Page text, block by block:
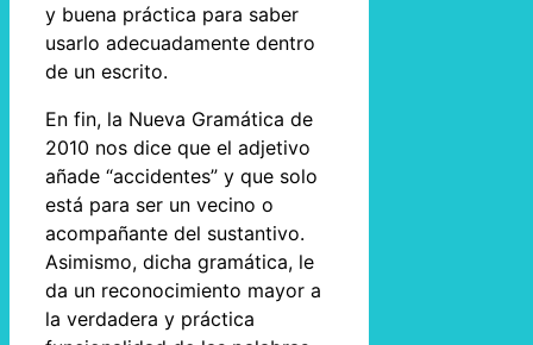
y buena práctica para saber
usarlo adecuadamente dentro
de un escrito.
En fin, la Nueva Gramática de
2010 nos dice que el adjetivo
añade “accidentes” y que solo
está para ser un vecino o
acompañante del sustantivo.
Asimismo, dicha gramática, le
da un reconocimiento mayor a
la verdadera y práctica